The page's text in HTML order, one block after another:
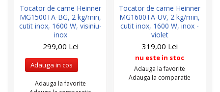
Tocator de carne Heinner
MG1500TA-BG, 2 kg/min,
cutit inox, 1600 W, visiniu-
inox
299,00 Lei
Adauga in cos
Adauga la favorite
Tocator de carne Heinner
MG1600TA-UV, 2 kg/min,
cutit inox, 1600 W, inox -
violet
319,00 Lei
nu este in stoc
Adauga la favorite
Adauga la comparatie